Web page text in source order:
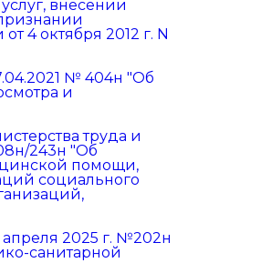
внесении
4 октября 2012 г. N
№ 404н "Об
и
труда и
243н "Об
помощи,
социального
2025 г. №202н
санитарной